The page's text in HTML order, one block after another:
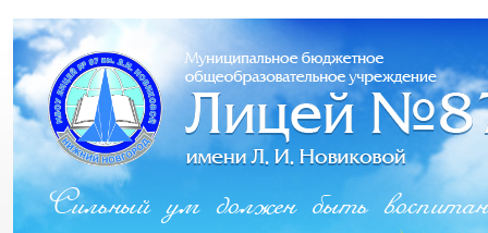
Сильный ум должен быть